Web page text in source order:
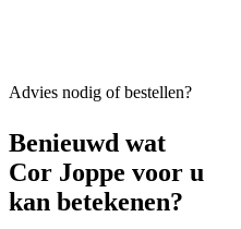
Advies nodig of bestellen?
Benieuwd wat
Cor Joppe voor u
kan betekenen?